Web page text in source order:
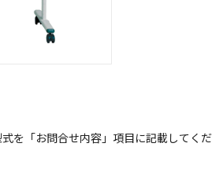
を「お問合せ内容」項目に記載してくだ